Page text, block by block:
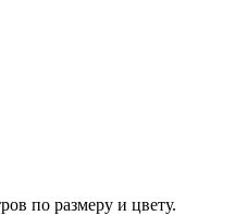
по размеру и цвету.